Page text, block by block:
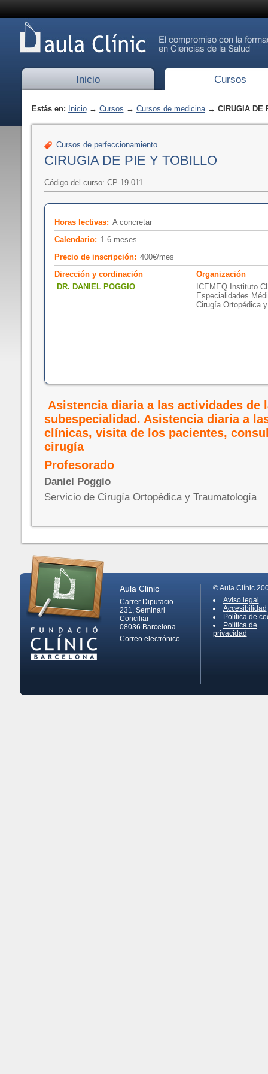
Inicio Cursos
Estás en: Inicio→ Cursos → Cursos de medicina→ CIRUGIA DE
Cursos de perfeccionamiento
CIRUGIA DE PIE Y TOBILLO
Código del curso: CP-19-011.
Horas lectivas: A concretar
Calendario: 1-6 meses
Precio de inscripción: 400€/mes
Dirección y cordinación
DR. DANIEL POGGIO
Organización
ICEMEQ Instituto
Especialidades
Cirugía Ortopédica
Asistencia diaria a las actividades de
subespecialidad. Asistencia diaria a
clínicas, visita de los pacientes,
cirugía
Profesorado
Daniel Poggio
Servicio de Cirugía Ortopédica y Traumatología
Aula Clinic
Carrer Diputacio
231, Seminari
Conciliar
08036 Barcelona
Correo electrónico
© Aula Clínic
Aviso legal
Accesibilidad
Política de
Política de
privacidad